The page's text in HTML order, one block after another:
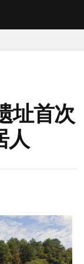
址首次
人